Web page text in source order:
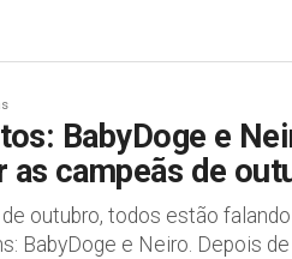
BabyDoge e
as campeãs de
outubro, todos estão
BabyDoge e Neiro. Depois de